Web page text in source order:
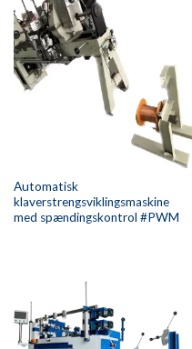
Automatisk
klaverstrengsviklingsmaskine
med spændingskontrol #PWM